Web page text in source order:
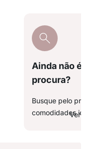
Ainda não é
procura?
Busque pelo
comodidadesVer